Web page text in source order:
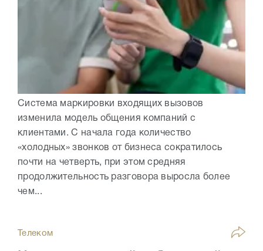
Система маркировки входящих вызовов
изменила модель общения компаний с
клиентами. С начала года количество
«холодных» звонков от бизнеса сократилось
почти на четверть, при этом средняя
продолжительность разговора выросла более
чем...
Телеком